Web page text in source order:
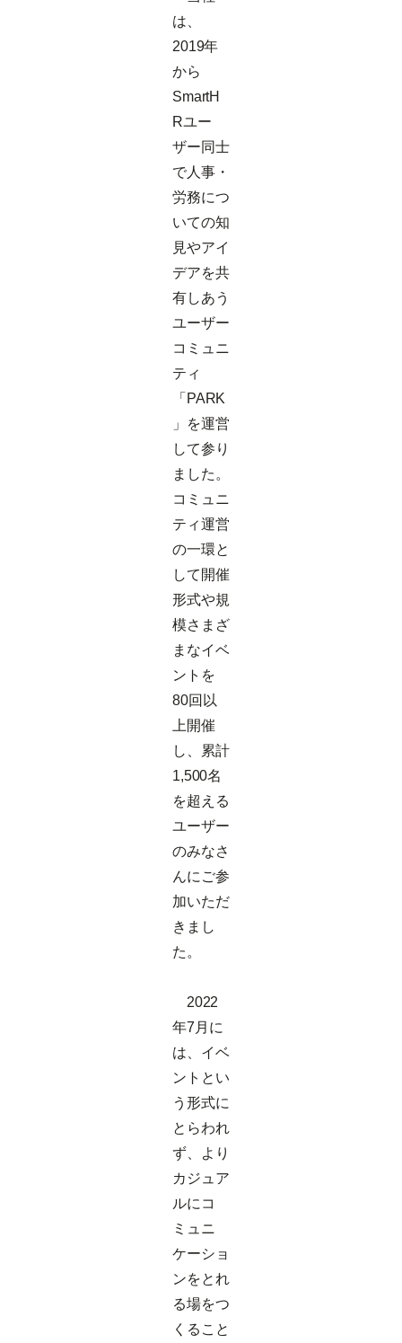
は、
2019年
から
SmartH
Rユー
ザー同士
で人事・
労務につ
いての知
見やアイ
デアを共
有しあう
ユーザー
コミュニ
ティ
「PARK
」を運営
して参り
ました。
コミュニ
ティ運営
の一環と
して開催
形式や規
模さまざ
まなイベ
ントを
80回以
上開催
し、累計
1,500名
を超える
ユーザー
のみなさ
んにご参
加いただ
きまし
た。
2022
年7月に
は、イベ
ントとい
う形式に
とらわれ
ず、より
カジュア
ルにコ
ミュニ
ケーショ
ンをとれ
る場をつ
くること